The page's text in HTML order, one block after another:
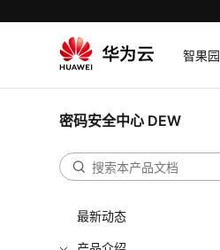
智果园
密码安全中心 DEW
最新动态